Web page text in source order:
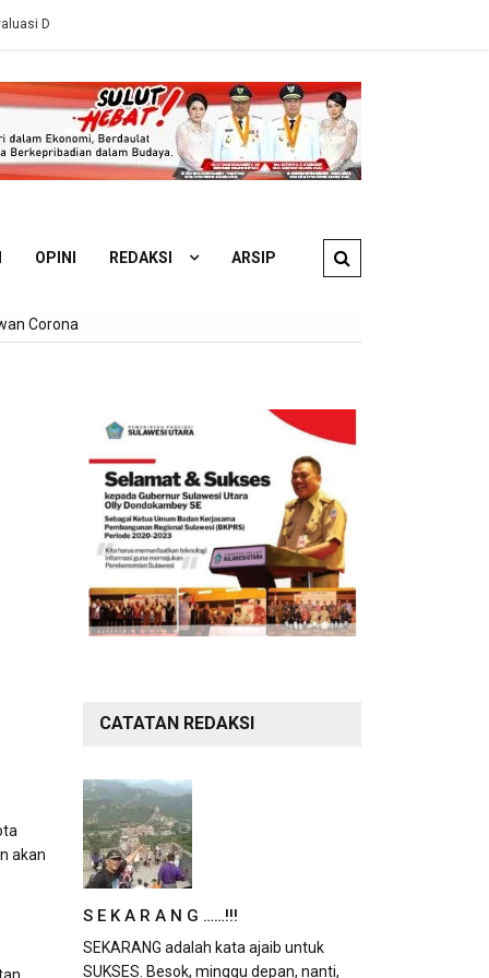
OPINI REDAKSI ARSIP
Corona
akan
CATATAN REDAKSI
S E K A R A N G ……!!!
SEKARANG adalah kata ajaib untuk
SUKSES. Besok, minggu depan, nanti,